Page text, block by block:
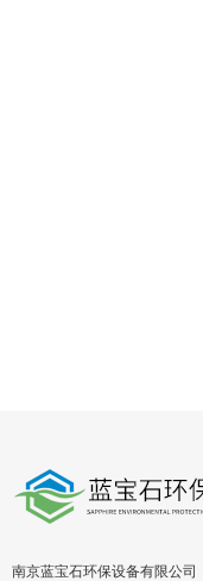
南京蓝宝石环保设备有限公司